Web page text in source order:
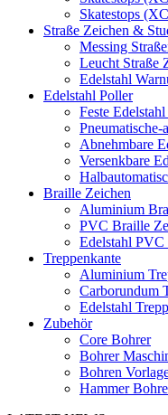
Skatestops
Straße Zeichen &
Messing
Leucht Straße
Edelstahl
Edelstahl Poller
Feste
Pneumatische-
Abnehmbare
Versenkbare
Braille Zeichen
Aluminium
PVC Braille
Edelstahl
Treppenkante
Aluminium
Carborundum
Edelstahl
Zubehör
Core Bohrer
Bohrer
Bohren
Hammer